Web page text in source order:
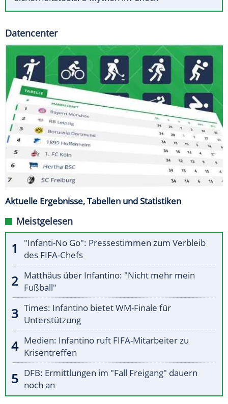
Datencenter
Aktuelle Ergebnisse, Tabellen und Statistiken
Meistgelesen
"Infanti-No Go": Pressestimmen zum Verbleib
des FIFA-Chefs
Matthäus über Infantino: "Nicht mehr mein
Fußball"
Times: Infantino bietet WM-Finale für
Unterstützung
Medien: Infantino ruft FIFA-Mitarbeiter zu
Krisentreffen
DFB: Ermittlungen im "Fall Freigang" dauern
noch an